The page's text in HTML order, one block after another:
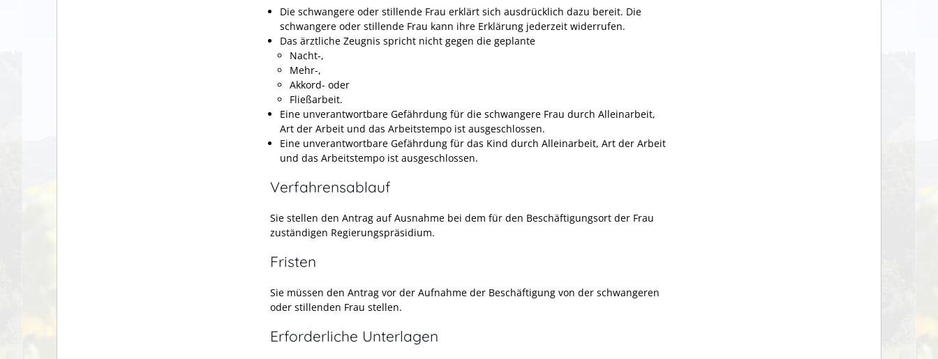
Die schwangere oder stillende Frau erklärt sich ausdrücklich dazu bereit. Die
schwangere oder stillende Frau kann ihre Erklärung jederzeit widerrufen.
Das ärztliche Zeugnis spricht nicht gegen die geplante
Nacht-,
Mehr-,
Akkord- oder
Fließarbeit.
Eine unverantwortbare Gefährdung für die schwangere Frau durch Alleinarbeit,
Art der Arbeit und das Arbeitstempo ist ausgeschlossen.
Eine unverantwortbare Gefährdung für das Kind durch Alleinarbeit, Art der Arbeit
und das Arbeitstempo ist ausgeschlossen.
Verfahrensablauf
Sie stellen den Antrag auf Ausnahme bei dem für den Beschäftigungsort der Frau
zuständigen Regierungspräsidium.
Fristen
Sie müssen den Antrag vor der Aufnahme der Beschäftigung von der schwangeren
oder stillenden Frau stellen.
Erforderliche Unterlagen